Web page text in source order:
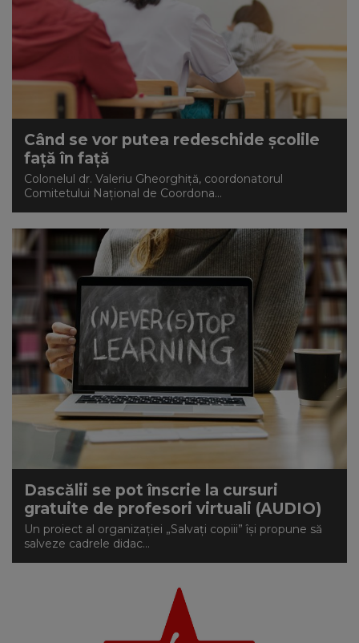
Când se vor putea redeschide școlile
față în față
Colonelul dr. Valeriu Gheorghiţă, coordonatorul
Comitetului Naţional de Coordona...
Dascălii se pot înscrie la cursuri
gratuite de profesori virtuali (AUDIO)
Un proiect al organizaţiei „Salvați copiii” îşi propune să
salveze cadrele didac...